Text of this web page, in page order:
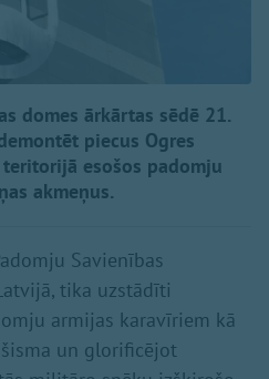
domes ārkārtas sēdē 21.
piecus Ogres
esošos padomju
akmeņus.
Savienības
tika uzstādīti
armijas karavīriem kā
un glorificējot